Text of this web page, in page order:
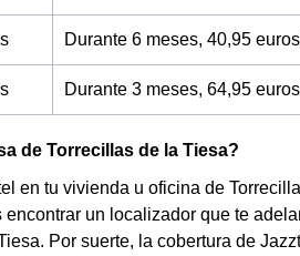
Durante 6 meses, 40,95
Durante 3 meses, 64,95
de Torrecillas de la Tiesa?
en tu vivienda u oficina de
un localizador que te
Por suerte, la cobertura de